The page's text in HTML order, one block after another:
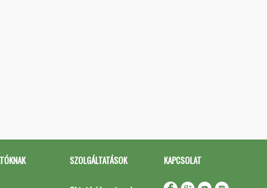
SZOLGÁLTATÁSOK KAPCSOLAT